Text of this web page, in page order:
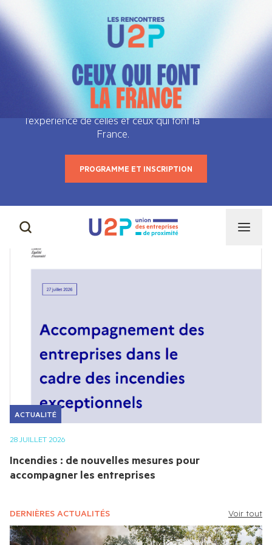
Les Rencontres U2P : Jeudi 24
septembre 2026
À quelques mois de l’élection présidentielle,
l’U2P entend éclairer le débat public en
affirmant ses convictions et en présentant
des propositions concrètes, nourries par
l’expérience de celles et ceux qui font la
France.
PROGRAMME ET INSCRIPTION
NOS MISSIONS
NOS INSTANCES
NOTRE ÉQUIPE
CNAMS
CNATP
PROXIMITÉ
PHOTOS
ACTUALITÉ
28 JUILLET 2026
Incendies : de nouvelles mesures pour
accompagner les entreprises
DERNIÈRES ACTUALITÉS Voir tout